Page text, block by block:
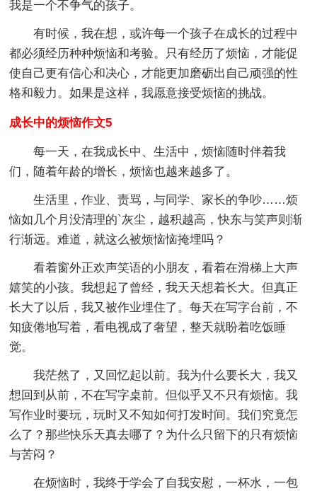
我是一个不争气的孩子。
有时候，我在想，或许每一个孩子在成长的过程中
都必须经历种种烦恼和考验。只有经历了烦恼，才能促
使自己更有信心和决心，才能更加磨砺出自己顽强的性
格和毅力。如果是这样，我愿意接受烦恼的挑战。
成长中的烦恼作文5
每一天，在我成长中、生活中，烦恼随时伴着我
们，随着年龄的增长，烦恼也越来越多了。
生活里，作业、责骂，与同学、家长的争吵……烦
恼如几个月没清理的`灰尘，越积越高，快东与笑声则渐
行渐远。难道，就这么被烦恼恼掩埋吗？
看着窗外正欢声笑语的小朋友，看着在滑梯上大声
嬉笑的小孩。我想起了曾经，我天天想着长大。但真正
长大了以后，我又被作业埋住了。每天在写字台前，不
知疲倦地写着，看电视成了奢望，整天就盼着吃饭睡
觉。
我茫然了，又回忆起以前。我为什么要长大，我又
想回到从前，不在写字桌前。但似乎又不只有烦恼。我
写作业时要玩，玩时又不知如何打发时间。我们究竟怎
么了？那些快乐天真去哪了？为什么只留下的只有烦恼
与苦闷？
在烦恼时，我终于学会了自我安慰，一杯水，一包